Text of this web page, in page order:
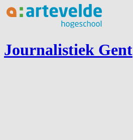
Ga naar inhoud
Journalistiek Gent